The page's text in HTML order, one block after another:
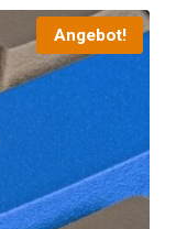
Angebot!